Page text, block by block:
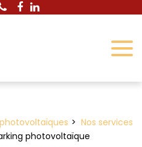
Nos services
photovoltaïque